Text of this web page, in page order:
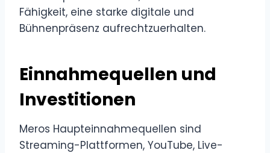
Fähigkeit, eine starke digitale und
Bühnenpräsenz aufrechtzuerhalten.
Einnahmequellen und
Investitionen
Meros Haupteinnahmequellen sind
Streaming-Plattformen, YouTube, Live-